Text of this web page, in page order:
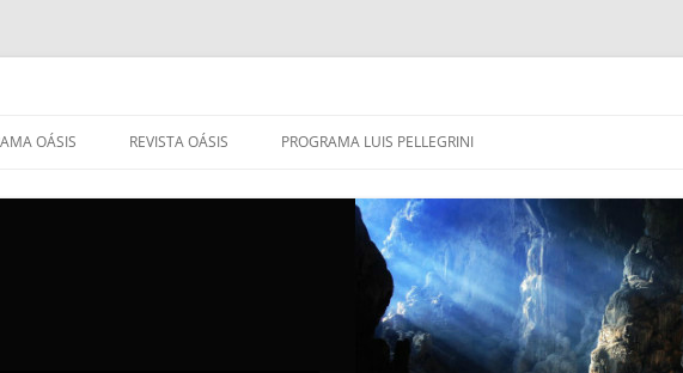
OÁSIS REVISTA OÁSIS PROGRAMA LUIS PELLEGRINI